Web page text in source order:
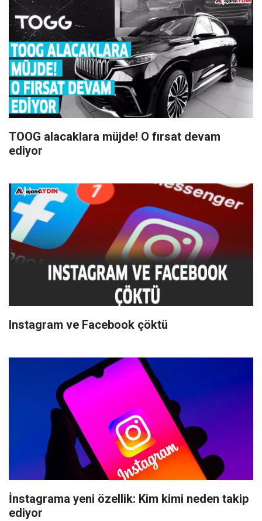
TOOG alacaklara müjde! O fırsat devam
ediyor
Instagram ve Facebook çöktü
İnstagrama yeni özellik: Kim kimi neden takip
ediyor